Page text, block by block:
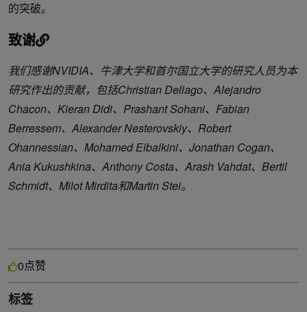
的突破。
致谢
我们感谢NVIDIA、牛津大学和首尔国立大学的研究人员为本
研究作出的贡献，包括Christian Dellago、Alejandro
Chacon、Kieran Didi、Prashant Sohani、Fabian
Berressem、Alexander Nesterovskiy、Robert
Ohannessian、Mohamed Elbalkini、Jonathan Cogan、
Ania Kukushkina、Anthony Costa、Arash Vahdat、Bertil
Schmidt、Milot Mirdita和Martin Stei。
0点赞
标签